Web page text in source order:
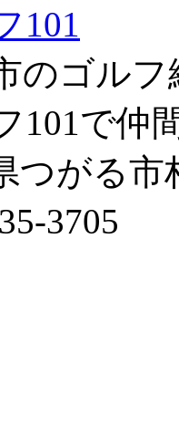
101
のゴルフ
101で仲
つがる
3705